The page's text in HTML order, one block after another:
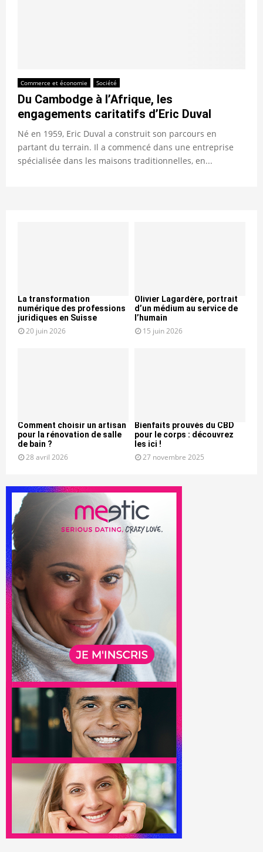
Commerce et économie Société
Du Cambodge à l’Afrique, les
engagements caritatifs d’Eric Duval
Né en 1959, Eric Duval a construit son parcours en
partant du terrain. Il a commencé dans une entreprise
spécialisée dans les maisons traditionnelles, en...
La transformation
numérique des professions
juridiques en Suisse
20 juin 2026
Olivier Lagardère, portrait
d’un médium au service de
l’humain
15 juin 2026
Comment choisir un artisan
pour la rénovation de salle
de bain ?
28 avril 2026
Bienfaits prouvés du CBD
pour le corps : découvrez
les ici !
27 novembre 2025